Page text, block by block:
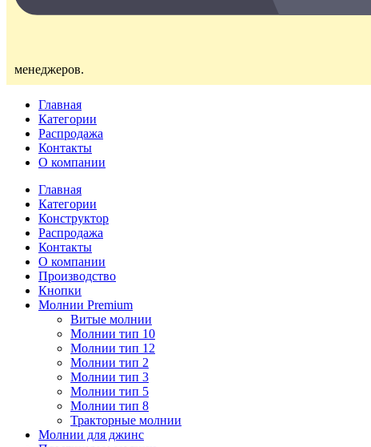
менеджеров.
Главная
Категории
Распродажа
Контакты
О компании
Главная
Категории
Конструктор
Распродажа
Контакты
О компании
Производство
Кнопки
Молнии Premium
Витые молнии
Молнии тип 10
Молнии тип 12
Молнии тип 2
Молнии тип 3
Молнии тип 5
Молнии тип 8
Тракторные молнии
Молнии для джинс